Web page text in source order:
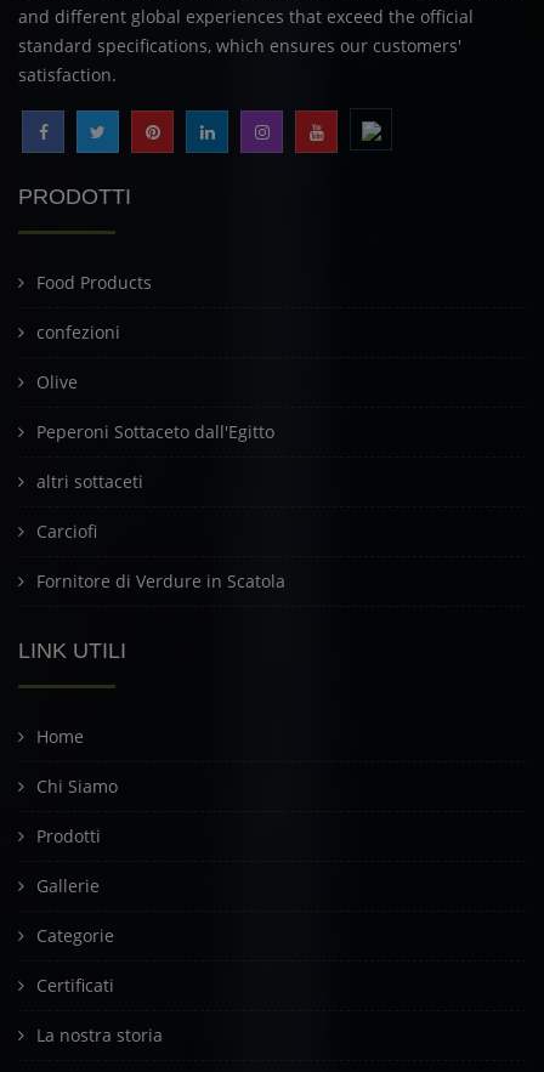
and different global experiences that exceed the official
standard specifications, which ensures our customers'
satisfaction.
PRODOTTI
Food Products
confezioni
Olive
Peperoni Sottaceto dall'Egitto
altri sottaceti
Carciofi
Fornitore di Verdure in Scatola
LINK UTILI
Home
Chi Siamo
Prodotti
Gallerie
Categorie
Certificati
La nostra storia